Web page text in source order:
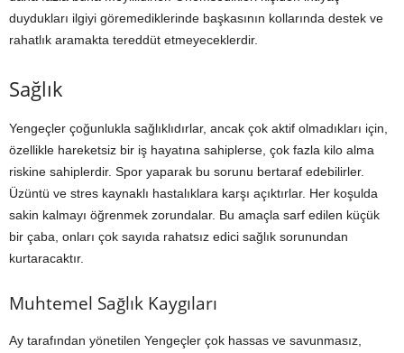
duydukları ilgiyi göremediklerinde başkasının kollarında destek ve
rahatlık aramakta tereddüt etmeyeceklerdir.
Sağlık
Yengeçler çoğunlukla sağlıklıdırlar, ancak çok aktif olmadıkları için,
özellikle hareketsiz bir iş hayatına sahiplerse, çok fazla kilo alma
riskine sahiplerdir. Spor yaparak bu sorunu bertaraf edebilirler.
Üzüntü ve stres kaynaklı hastalıklara karşı açıktırlar. Her koşulda
sakin kalmayı öğrenmek zorundalar. Bu amaçla sarf edilen küçük
bir çaba, onları çok sayıda rahatsız edici sağlık sorunundan
kurtaracaktır.
Muhtemel Sağlık Kaygıları
Ay tarafından yönetilen Yengeçler çok hassas ve savunmasız,